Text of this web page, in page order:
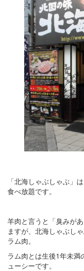
「北海しゃぶしゃぶ」
食べ放題です。
羊肉と言うと「臭みが
ますが、北海しゃぶし
ラム肉。
ラム肉とは生後1年未満
ューシーです。